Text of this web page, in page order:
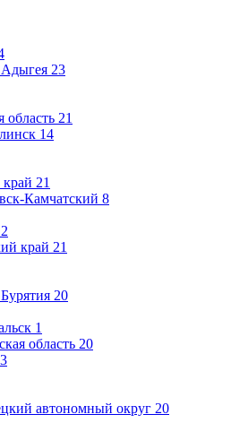
23
область 21
14
21
Камчатский 8
2
край 21
20
1
область 20
автономный округ 20